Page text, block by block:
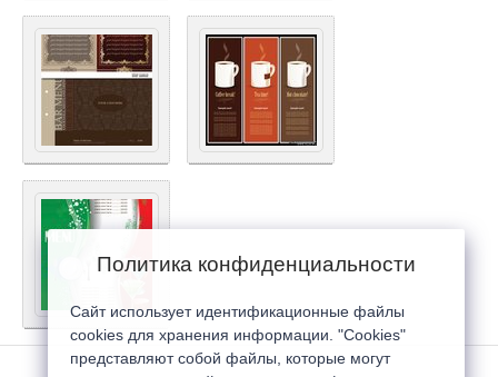
Политика конфиденциальности
Сайт использует идентификационные файлы
cookies для хранения информации. "Cookies"
представляют собой файлы, которые могут